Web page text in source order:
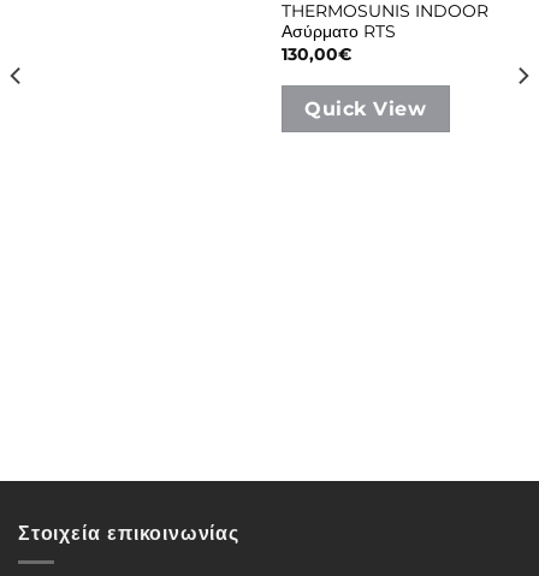
THERMOSUNIS INDOOR
Ασύρματο RTS
130,00€
Quick View
Στοιχεία επικοινωνίας